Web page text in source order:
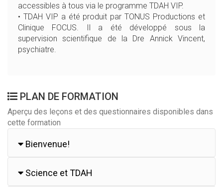
accessibles à tous via le programme TDAH VIP.
• TDAH VIP a été produit par TONUS Productions et
Clinique FOCUS. Il a été développé sous la
supervision scientifique de la Dre Annick Vincent,
psychiatre.
PLAN DE FORMATION
Aperçu des leçons et des questionnaires disponibles dans
cette formation
Bienvenue!
Science et TDAH